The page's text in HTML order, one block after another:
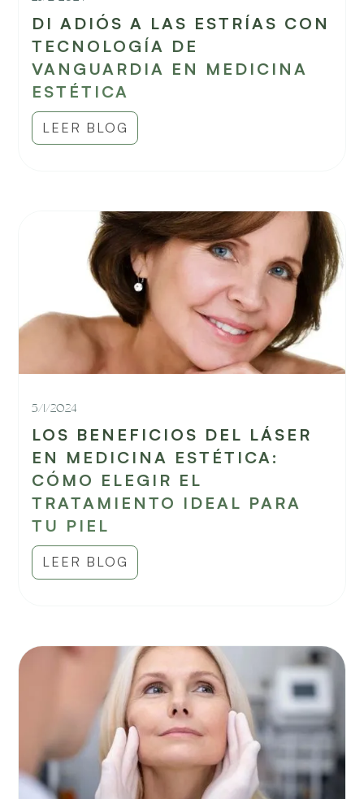
DI ADIÓS A LAS ESTRÍAS CON
TECNOLOGÍA DE
VANGUARDIA EN MEDICINA
ESTÉTICA
LEER BLOG
5/1/2024
LOS BENEFICIOS DEL LÁSER
EN MEDICINA ESTÉTICA:
CÓMO ELEGIR EL
TRATAMIENTO IDEAL PARA
TU PIEL
LEER BLOG